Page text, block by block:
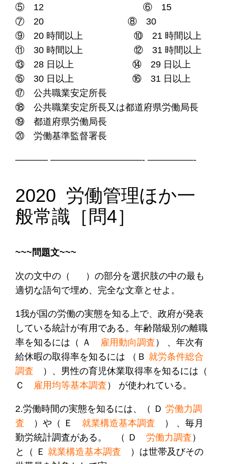
⑤ 12 ⑥ 15
⑦ 20 ⑧ 30
⑨ 20 時間以上 ⑩ 21 時間以上
⑪ 30 時間以上 ⑫ 31 時間以上
⑬ 28 日以上 ⑭ 29 日以上
⑮ 30 日以上 ⑯ 31 日以上
⑰ 公共職業安定所長
⑱ 公共職業安定所長又は都道府県労働局長
⑲ 都道府県労働局長
⑳ 労働基準監督署長
———– ——————————- —————-
2020 労働管理ほか一
般常識［問4］
~~~問題文~~~
次の文中の（ ）の部分を選択肢の中の最も
適切な語句で埋め、完全な文章とせよ 。
1我が国の労働の実態を知る上で、政府が発表
している統計が有用である。年齢階級別の離職
率を知るには（ Ａ
雇用動向調査 ） 、年次有
給休暇の取得率を知るには （Ｂ 就労条件総合
調査 ）、男性の育児休業取得率を知るには（
Ｃ
雇用均等基本調査 ） が使われている。
2.労働時間の実態を知るには、（ Ｄ労働力調
査 ）や（ Ｅ 就業構造基本調査 ） 、毎月
勤労統計調査がある。 （ Ｄ労働力調査 ）
と（ Ｅ 就業構造基本調査 ）は世帯及びその